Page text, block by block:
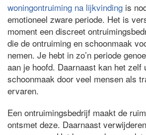
woningontruiming na lijkvinding is
emotioneel zware periode. Het is
moment een discreet
die de ontruiming en schoonmaak
nemen. Je hebt in zo’n periode
aan je hoofd. Daarnaast kan het zelf
schoonmaak door veel mensen als
ervaren.
Een ontruimingsbedrijf maakt de
ontsmet deze. Daarnaast